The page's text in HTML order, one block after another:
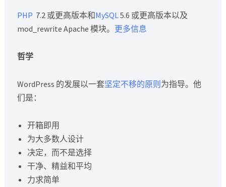
PHP 7.2 或更高版本和MySQL 5.6 或更高版本以及
mod_rewrite Apache 模块。 更多信息
哲学
WordPress 的发展以一套坚定不移的原则为指导。他
们是：
开箱即用
为大多数人设计
决定，而不是选择
干净、精益和平均
力求简单